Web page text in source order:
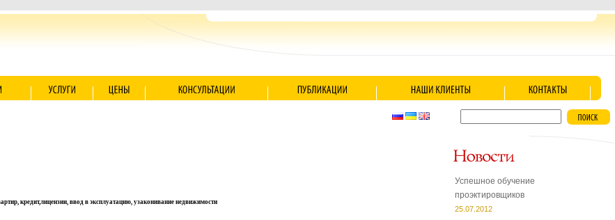
кредит,лицензии, ввод в эксплуатацию, узаконивание недвижимости
Успешное обучение
проэктировщиков
25.07.2012